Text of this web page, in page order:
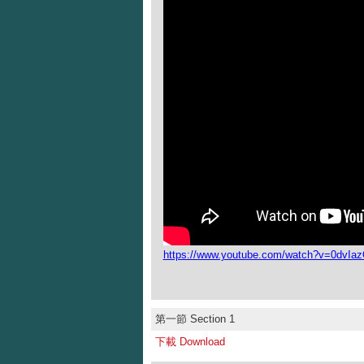
https://www.youtube.com/
第一節 Section 1
下載 Download